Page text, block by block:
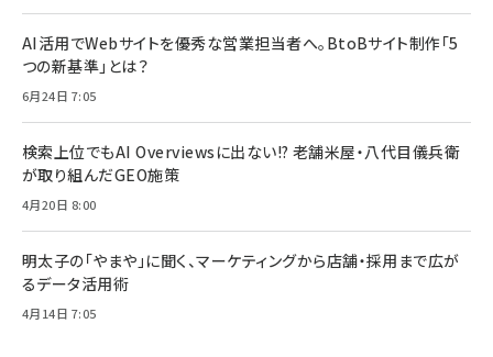
AI活用でWebサイトを優秀な営業担当者へ。BtoBサイト制作「5
つの新基準」とは？
6月24日 7:05
検索上位でもAI Overviewsに出ない!? 老舗米屋・八代目儀兵衛
が取り組んだGEO施策
4月20日 8:00
明太子の「やまや」に聞く、マーケティングから店舗・採用まで広が
るデータ活用術
4月14日 7:05